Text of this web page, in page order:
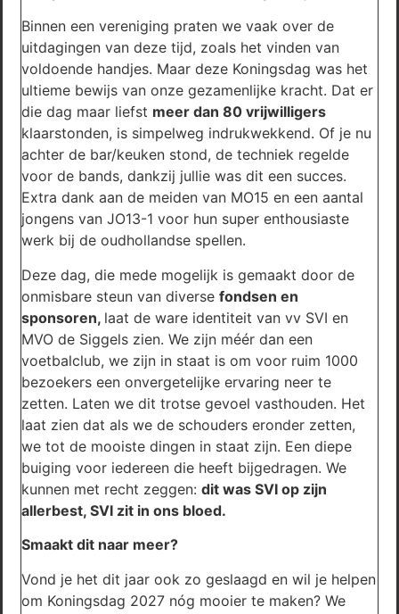
Binnen een vereniging praten we vaak over de
uitdagingen van deze tijd, zoals het vinden van
voldoende handjes. Maar deze Koningsdag was het
ultieme bewijs van onze gezamenlijke kracht. Dat er
die dag maar liefst meer dan 80 vrijwilligers
klaarstonden, is simpelweg indrukwekkend. Of je nu
achter de bar/keuken stond, de techniek regelde
voor de bands, dankzij jullie was dit een succes.
Extra dank aan de meiden van MO15 en een aantal
jongens van JO13-1 voor hun super enthousiaste
werk bij de oudhollandse spellen.
Deze dag, die mede mogelijk is gemaakt door de
onmisbare steun van diverse fondsen en
sponsoren, laat de ware identiteit van vv SVI en
MVO de Siggels zien. We zijn méér dan een
voetbalclub, we zijn in staat is om voor ruim 1000
bezoekers een onvergetelijke ervaring neer te
zetten. Laten we dit trotse gevoel vasthouden. Het
laat zien dat als we de schouders eronder zetten,
we tot de mooiste dingen in staat zijn. Een diepe
buiging voor iedereen die heeft bijgedragen. We
kunnen met recht zeggen: dit was SVI op zijn
allerbest, SVI zit in ons bloed.
Smaakt dit naar meer?
Vond je het dit jaar ook zo geslaagd en wil je helpen
om Koningsdag 2027 nóg mooier te maken? We